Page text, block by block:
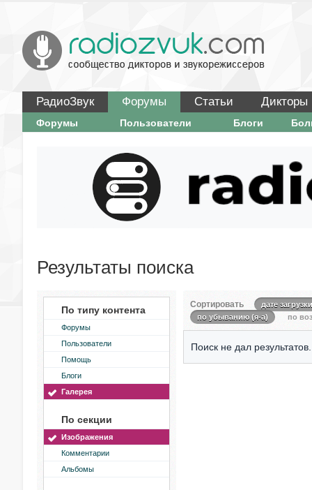
РадиоЗвук Форумы Статьи Дикторы
Форумы Пользователи Блоги
Результаты поиска
По типу контента
Форумы
Пользователи
Помощь
Блоги
Галерея
По секции
Изображения
Комментарии
Альбомы
Сортировать
дате загрузки
по убыванию (я-а)
по
Поиск не дал результатов.